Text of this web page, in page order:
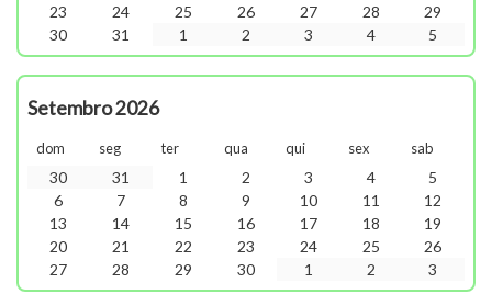
23
24 25 26 27 28
29
30
31 1 2 3 4 5
Setembro 2026
dom seg ter qua qui sex sab
30 31 1 2 3 4
5
6
7 8 9 10 11
12
13
14 15 16 17 18
19
20
21 22 23 24 25
26
27
28 29 30 1 2 3